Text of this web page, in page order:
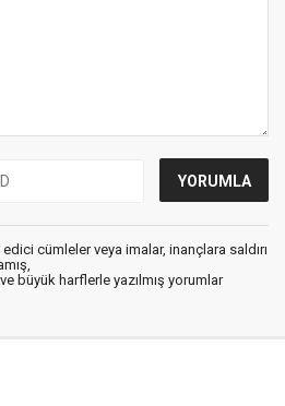
cümleler veya imalar, inançlara saldırı
büyük harflerle yazılmış yorumlar